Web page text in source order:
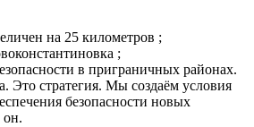
на 25 километров ;
;
в приграничных районах.
Это стратегия. Мы создаём условия
безопасности новых
он.